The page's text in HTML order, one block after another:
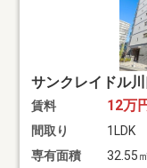
サンクレイドル川
賃料 12万
間取り
1LDK
専有面積
32.55